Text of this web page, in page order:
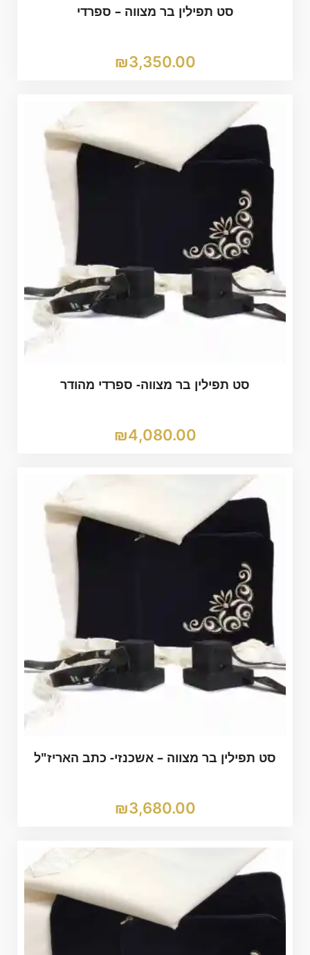
סט תפילין בר מצווה – ספרדי
₪3,350.00
סט תפילין בר מצווה- ספרדי מהודר
₪4,080.00
סט תפילין בר מצווה – אשכנזי- כתב האריז"ל
₪3,680.00